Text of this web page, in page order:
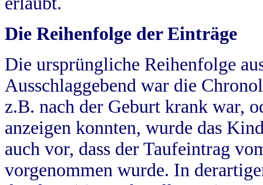
Die Reihenfolge der Einträge
Die ursprüngliche Reihenfolge
Ausschlaggebend war die
z.B. nach der Geburt krank war,
anzeigen konnten, wurde das
auch vor, dass der Taufeintrag
vorgenommen wurde. In